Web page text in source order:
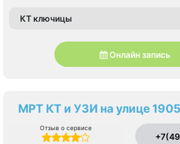
КТ ключицы
Онлайн запись
МРТ КТ и УЗИ на улице 1905
Отзыв о сервисе